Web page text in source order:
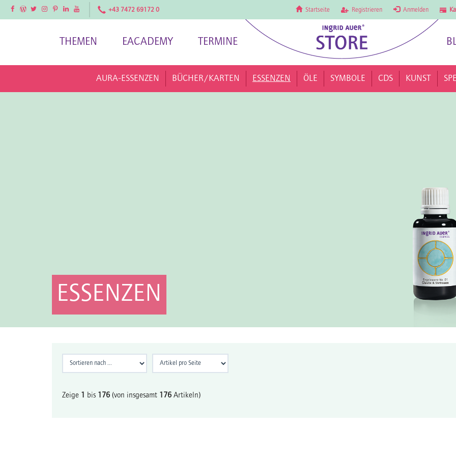
FacebookFacebookTwitterInstagramPinterestLinkedInYouTube +43 7472 69172 0 Startseite Registrieren Anmelden
THEMEN EACADEMY TERMINE
AURA-ESSENZEN BÜCHER/KARTEN ESSENZEN ÖLE SYMBOLE CDS KUNST
ESSENZEN
Zeige 1 bis 176 (von insgesamt 176 Artikeln)